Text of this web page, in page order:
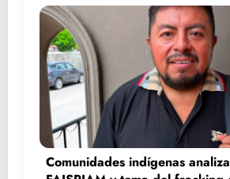
Comunidades indígenas